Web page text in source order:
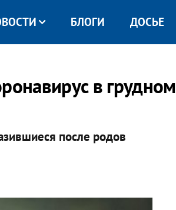
БЛОГИ ДОСЬЕ
в грудном
после родов